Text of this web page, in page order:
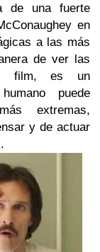
de una fuerte
en
a las más
de ver las
film, es un
puede
extremas,
y de actuar